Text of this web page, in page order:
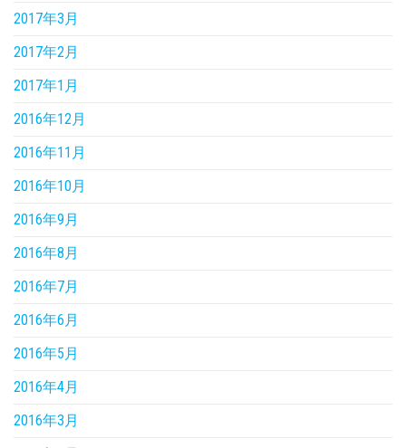
2017年3月
2017年2月
2017年1月
2016年12月
2016年11月
2016年10月
2016年9月
2016年8月
2016年7月
2016年6月
2016年5月
2016年4月
2016年3月